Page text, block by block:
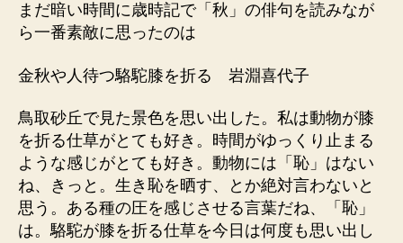
まだ暗い時間に歳時記で「秋」の俳句を読みなが
ら一番素敵に思ったのは
金秋や人待つ駱駝膝を折る 岩淵喜代子
鳥取砂丘で見た景色を思い出した。私は動物が膝
を折る仕草がとても好き。時間がゆっくり止まる
ような感じがとても好き。動物には「恥」はない
ね、きっと。生き恥を晒す、とか絶対言わないと
思う。ある種の圧を感じさせる言葉だね、「恥」
は。駱駝が膝を折る仕草を今日は何度も思い出し